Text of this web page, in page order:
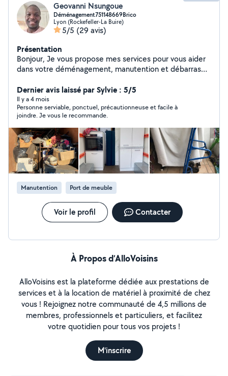
Geovanni Nsungoue
Déménagement751148669Brico
Lyon (Rockefeller-La Buire)
5/5 (29 avis)
Présentation
Bonjour, Je vous propose mes services pour vous aider
dans votre déménagement, manutention et débarras
matériel nécessaire. Je fais tout type de bricolage,
montage et démontage des meubes, pose de cuisine,
peinture, pose de parquet, petit carrelage. Je donne
aussi des cours particulier Maths, phy-chi, anglais.. Je
suis calme, sympa, ponctuel,prudent et sérieux. Merci
de m'envoyer un sms avec le descriptif de votre besoin.
Dernier avis laissé par Sylvie : 5/5
Il y a 4 mois
Personne serviable, ponctuel, précautionneuse et facile à
joindre. Je vous le recommande.
Manutention Port de meuble
Voir le profil Contacter
À Propos d’AlloVoisins
AlloVoisins est la plateforme dédiée aux prestations de
services et à la location de matériel à proximité de chez
vous ! Rejoignez notre communauté de 4,5 millions de
membres, professionnels et particuliers, et facilitez
votre quotidien pour tous vos projets !
M'inscrire